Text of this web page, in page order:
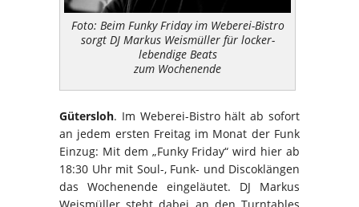
Foto: Beim Funky Friday im Weberei-Bistro
sorgt DJ Markus Weismüller für locker-
lebendige Beats
zum Wochenende
Gütersloh. Im Weberei-Bistro hält ab sofort
an jedem ersten Freitag im Monat der Funk
Einzug: Mit dem „Funky Friday“ wird hier ab
18:30 Uhr mit Soul-, Funk- und Discoklängen
das Wochenende eingeläutet. DJ Markus